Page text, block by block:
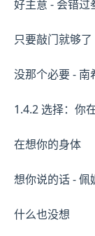
好主意 - 会错过
只要敲门就够了
没那个必要 - 南
1.4.2 选择：你
在想你的身体
想你说的话 - 佩
什么也没想